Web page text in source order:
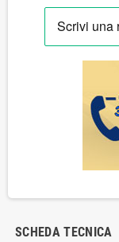
SCHEDA TECNICA